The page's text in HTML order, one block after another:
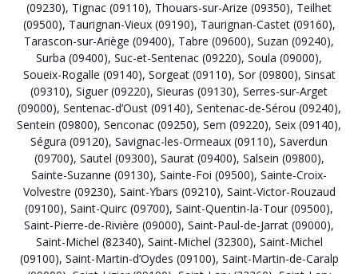
(09230), Tignac (09110), Thouars-sur-Arize (09350), Teilhet
(09500), Taurignan-Vieux (09190), Taurignan-Castet (09160),
Tarascon-sur-Ariège (09400), Tabre (09600), Suzan (09240),
Surba (09400), Suc-et-Sentenac (09220), Soula (09000),
Soueix-Rogalle (09140), Sorgeat (09110), Sor (09800), Sinsat
(09310), Siguer (09220), Sieuras (09130), Serres-sur-Arget
(09000), Sentenac-d’Oust (09140), Sentenac-de-Sérou (09240),
Sentein (09800), Senconac (09250), Sem (09220), Seix (09140),
Ségura (09120), Savignac-les-Ormeaux (09110), Saverdun
(09700), Sautel (09300), Saurat (09400), Salsein (09800),
Sainte-Suzanne (09130), Sainte-Foi (09500), Sainte-Croix-
Volvestre (09230), Saint-Ybars (09210), Saint-Victor-Rouzaud
(09100), Saint-Quirc (09700), Saint-Quentin-la-Tour (09500),
Saint-Pierre-de-Rivière (09000), Saint-Paul-de-Jarrat (09000),
Saint-Michel (82340), Saint-Michel (32300), Saint-Michel
(09100), Saint-Martin-d’Oydes (09100), Saint-Martin-de-Caralp